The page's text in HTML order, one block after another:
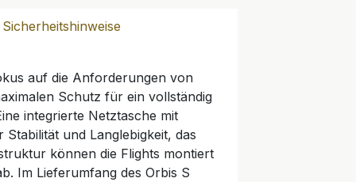
Sicherheitshinweise
auf die Anforderungen von
Schutz für ein vollständig
integrierte Netztasche mit
und Langlebigkeit, das
können die Flights montiert
Im Lieferumfang des Orbis S